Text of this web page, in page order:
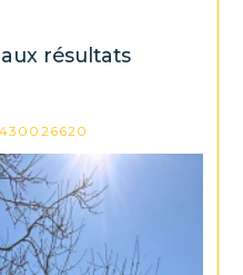
résultats